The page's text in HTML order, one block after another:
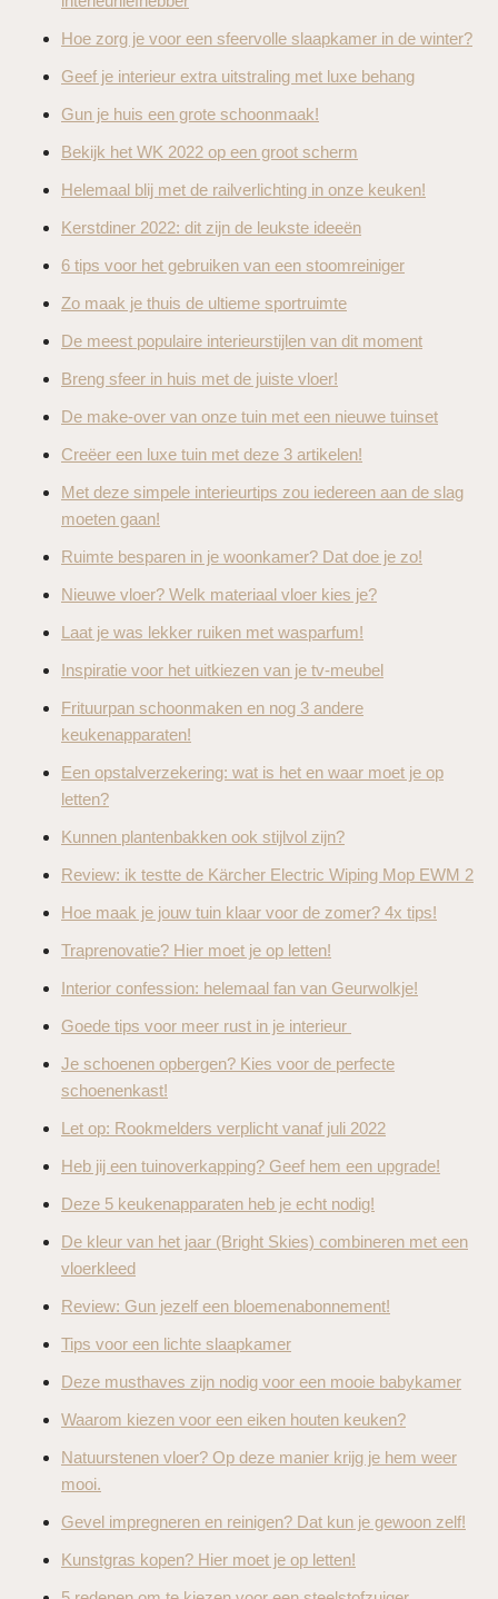
Hoe zorg je voor een sfeervolle slaapkamer in de winter?
Geef je interieur extra uitstraling met luxe behang
Gun je huis een grote schoonmaak!
Bekijk het WK 2022 op een groot scherm
Helemaal blij met de railverlichting in onze keuken!
Kerstdiner 2022: dit zijn de leukste ideeën
6 tips voor het gebruiken van een stoomreiniger
Zo maak je thuis de ultieme sportruimte
De meest populaire interieurstijlen van dit moment
Breng sfeer in huis met de juiste vloer!
De make-over van onze tuin met een nieuwe tuinset
Creëer een luxe tuin met deze 3 artikelen!
Met deze simpele interieurtips zou iedereen aan de slag
moeten gaan!
Ruimte besparen in je woonkamer? Dat doe je zo!
Nieuwe vloer? Welk materiaal vloer kies je?
Laat je was lekker ruiken met wasparfum!
Inspiratie voor het uitkiezen van je tv-meubel
Frituurpan schoonmaken en nog 3 andere
keukenapparaten!
Een opstalverzekering: wat is het en waar moet je op
letten?
Kunnen plantenbakken ook stijlvol zijn?
Review: ik testte de Kärcher Electric Wiping Mop EWM 2
Hoe maak je jouw tuin klaar voor de zomer? 4x tips!
Traprenovatie? Hier moet je op letten!
Interior confession: helemaal fan van Geurwolkje!
Goede tips voor meer rust in je interieur
Je schoenen opbergen? Kies voor de perfecte
schoenenkast!
Let op: Rookmelders verplicht vanaf juli 2022
Heb jij een tuinoverkapping? Geef hem een upgrade!
Deze 5 keukenapparaten heb je echt nodig!
De kleur van het jaar (Bright Skies) combineren met een
vloerkleed
Review: Gun jezelf een bloemenabonnement!
Tips voor een lichte slaapkamer
Deze musthaves zijn nodig voor een mooie babykamer
Waarom kiezen voor een eiken houten keuken?
Natuurstenen vloer? Op deze manier krijg je hem weer
mooi.
Gevel impregneren en reinigen? Dat kun je gewoon zelf!
Kunstgras kopen? Hier moet je op letten!